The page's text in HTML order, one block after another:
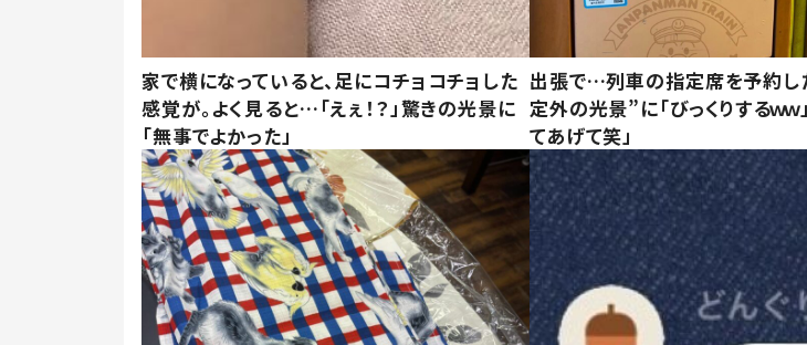
家で横になっていると、足にコチョコチョした
感覚が。よく見ると…「えぇ！？」驚きの光景に
「無事でよかった」
出張で…列車の指定席を予約
定外の光景”に「びっくりするｗｗ
てあげて笑」